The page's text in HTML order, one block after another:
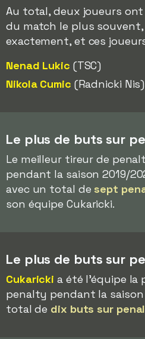
Au total, deux joueurs
du match le plus
exactement, et ces
Nenad Lukic (TSC)
Nikola Cumic (Radnicki Nis)
Le plus de buts sur
Le meilleur tireur de
pendant la saison 2019/
avec un total de sept
son équipe Cukaricki.
Le plus de buts sur
Cukaricki a été l'équipe la
penalty pendant la saison
total de dix buts sur